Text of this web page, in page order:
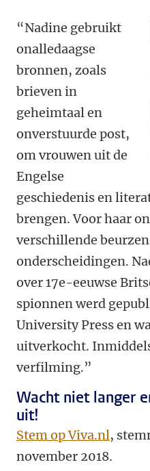
“Nadine gebruikt
onalledaagse
bronnen, zoals
brieven in
geheimtaal en
onverstuurde post,
om vrouwen uit de
Engelse
geschiedenis en
brengen. Voor haar
verschillende
onderscheidingen.
over 17e-eeuwse
spionnen werd
University Press en
uitverkocht.
verfilming.”
Wacht niet langer
uit!
Stem op Viva.nl,
november 2018.